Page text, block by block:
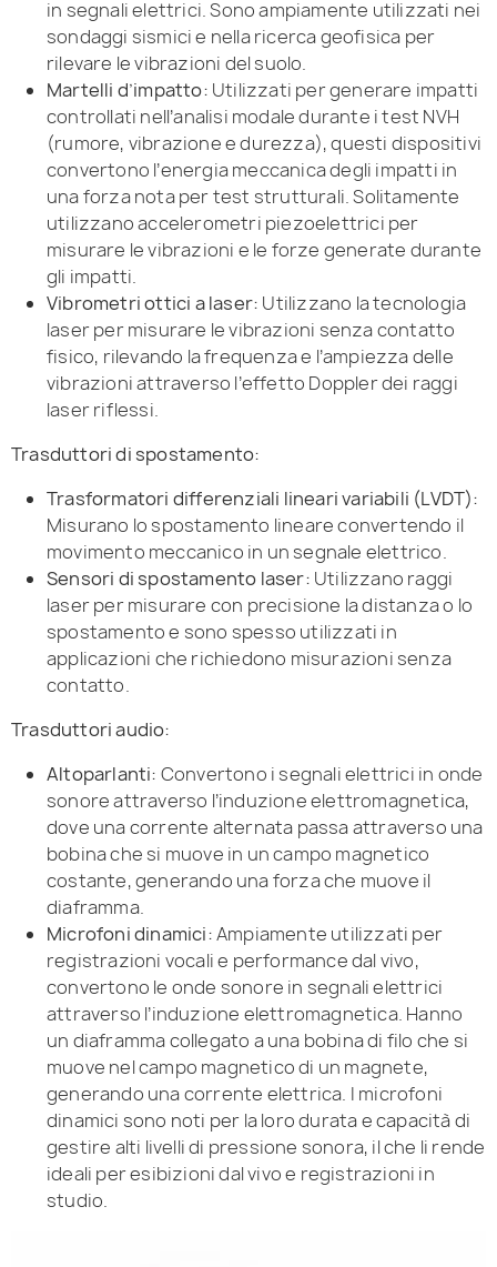
in segnali elettrici. Sono ampiamente utilizzati nei
sondaggi sismici e nella ricerca geofisica per
rilevare le vibrazioni del suolo.
Martelli d’impatto: Utilizzati per generare impatti
controllati nell’analisi modale durante i test NVH
(rumore, vibrazione e durezza), questi dispositivi
convertono l’energia meccanica degli impatti in
una forza nota per test strutturali. Solitamente
utilizzano accelerometri piezoelettrici per
misurare le vibrazioni e le forze generate durante
gli impatti.
Vibrometri ottici a laser: Utilizzano la tecnologia
laser per misurare le vibrazioni senza contatto
fisico, rilevando la frequenza e l’ampiezza delle
vibrazioni attraverso l’effetto Doppler dei raggi
laser riflessi.
Trasduttori di spostamento:
Trasformatori differenziali lineari variabili (LVDT):
Misurano lo spostamento lineare convertendo il
movimento meccanico in un segnale elettrico.
Sensori di spostamento laser: Utilizzano raggi
laser per misurare con precisione la distanza o lo
spostamento e sono spesso utilizzati in
applicazioni che richiedono misurazioni senza
contatto.
Trasduttori audio:
Altoparlanti: Convertono i segnali elettrici in onde
sonore attraverso l’induzione elettromagnetica,
dove una corrente alternata passa attraverso una
bobina che si muove in un campo magnetico
costante, generando una forza che muove il
diaframma.
Microfoni dinamici:Ampiamente utilizzati per
registrazioni vocali e performance dal vivo,
convertono le onde sonore in segnali elettrici
attraverso l’induzione elettromagnetica. Hanno
un diaframma collegato a una bobina di filo che si
muove nel campo magnetico di un magnete,
generando una corrente elettrica. I microfoni
dinamici sono noti per la loro durata e capacità di
gestire alti livelli di pressione sonora, il che li rende
ideali per esibizioni dal vivo e registrazioni in
studio.